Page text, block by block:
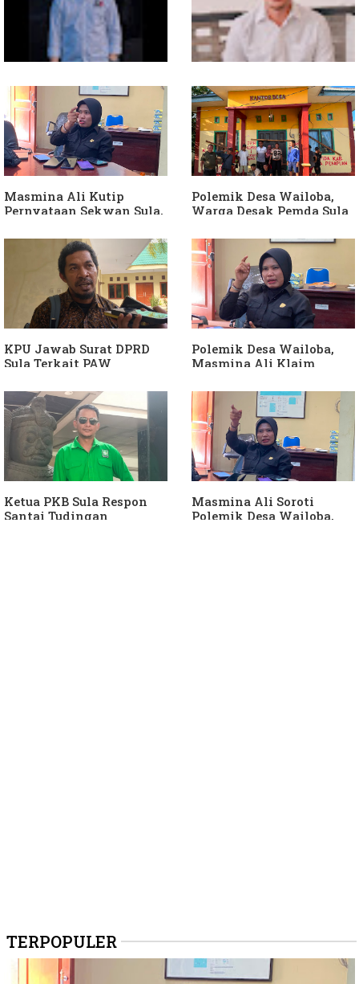
Soal Intervensi Politik,
Langkah Wakil Ketua
Komisi I Bukan
intervensi Politik
Dituding Jadikan
Bendahara Desa Wailoba
sebagai "ATM Berjalan",
Armin Soamole: Harus
Dibuktikan
Masmina Ali Kutip
Pernyataan Sekwan Sula,
Diduga Jadikan
Keponakan "ATM
Berjalan"
Polemik Desa Wailoba,
Warga Desak Pemda Sula
APH Usut Dugaan
Penyimpangan Dana Desa
KPU Jawab Surat DPRD
Sula Terkait PAW
Hanura
Polemik Desa Wailoba,
Masmina Ali Klaim
Keterlibatan Ketua PKB
Sula
Ketua PKB Sula Respon
Santai Tudingan
Masmina Ali Soroti
Polemik Desa Wailoba,
TERPOPULER